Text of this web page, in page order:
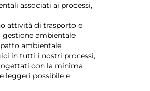
associati ai processi,
attività di trasporto e
ambientale
ambientale.
in tutti i nostri processi,
con la minima
leggeri possibile e